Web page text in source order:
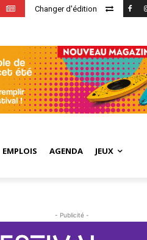
Changer d'édition
EMPLOIS AGENDA JEUX
- Publicité -